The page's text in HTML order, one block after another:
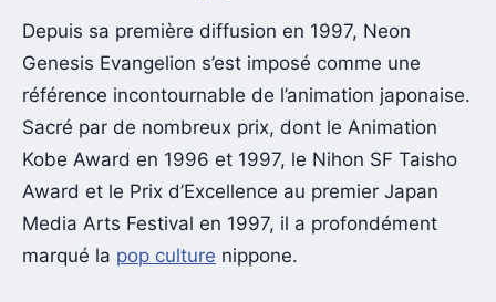
Depuis sa première diffusion en 1997, Neon
Genesis Evangelion s’est imposé comme une
référence incontournable de l’animation japonaise.
Sacré par de nombreux prix, dont le Animation
Kobe Award en 1996 et 1997, le Nihon SF Taisho
Award et le Prix d’Excellence au premier Japan
Media Arts Festival en 1997, il a profondément
marqué la pop culture nippone.